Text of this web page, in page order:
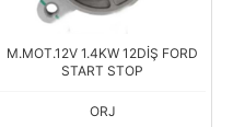
M.MOT.12V 1.4KW 12DİŞ FORD
START STOP
ORJ